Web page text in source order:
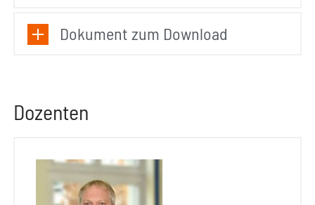
Dokument zum Download
Dozenten